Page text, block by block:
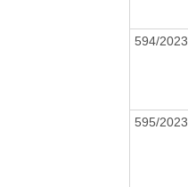
594/2023
595/2023